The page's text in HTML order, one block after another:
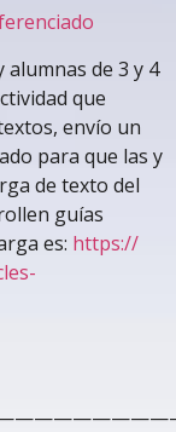
de 3 y 4
que
envío un
para que las y
de texto del
guías
es: https://